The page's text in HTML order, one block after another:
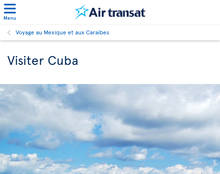
Menu
Voyage au Mexique et aux Caraïbes
Visiter Cuba